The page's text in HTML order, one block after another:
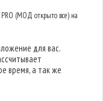
PRO (МОД открыто все) на
для вас.
время, а так же